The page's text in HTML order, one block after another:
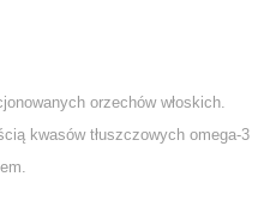
orzechów włoskich.
kwasów tłuszczowych omega-3